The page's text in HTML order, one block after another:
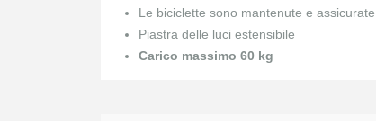
Le biciclette sono mantenute e
Piastra delle luci estensibile
Carico massimo 60 kg